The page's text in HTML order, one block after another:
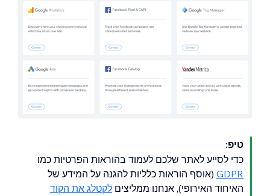
טיפ:
כדי לסייע לאתר שלכם לעמוד בהוראות הפרטיות כמו
GDPR (אוסף הוראות כלליות להגנה על המידע של
האיחוד האירופי), אנחנו ממליצים לקטלג את הקוד